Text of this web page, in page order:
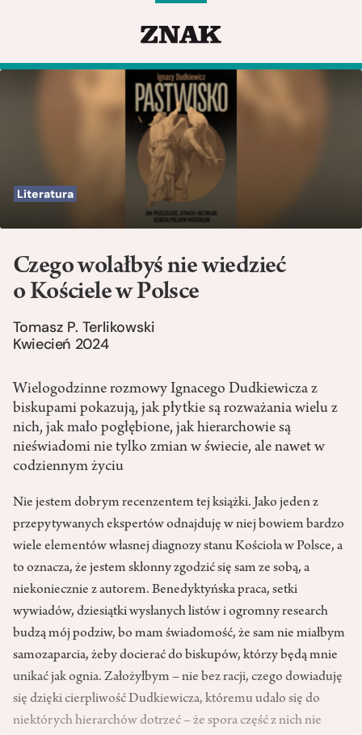
Literatura
Czego wolałbyś nie wiedzieć
o Kościele w Polsce
Tomasz P. Terlikowski
Kwiecień 2024
Wielogodzinne rozmowy Ignacego Dudkiewicza z
biskupami pokazują, jak płytkie są rozważania wielu z
nich, jak mało pogłębione, jak hierarchowie są
nieświadomi nie tylko zmian w świecie, ale nawet w
codziennym życiu
Nie jestem dobrym recenzentem tej książki. Jako jeden z
przepytywanych ekspertów odnajduję w niej bowiem bardzo
wiele elementów własnej diagnozy stanu Kościoła w Polsce, a
to oznacza, że jestem skłonny zgodzić się sam ze sobą, a
niekoniecznie z autorem. Benedyktyńska praca, setki
wywiadów, dziesiątki wysłanych listów i ogromny research
budzą mój podziw, bo mam świadomość, że sam nie miałbym
samozaparcia, żeby docierać do biskupów, którzy będą mnie
unikać jak ognia. Założyłbym – nie bez racji, czego dowiaduję
się dzięki cierpliwość Dudkiewicza, któremu udało się do
niektórych hierarchów dotrzeć – że spora część z nich nie